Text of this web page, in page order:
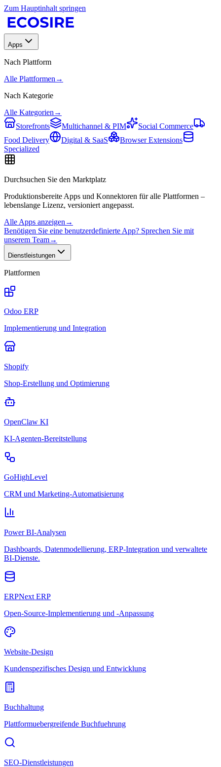
Zum Hauptinhalt springen
Apps
Nach Plattform
Alle Plattformen →
Nach Kategorie
Alle Kategorien →
Storefronts
Multichannel & PIM
Social Commerce
Food Delivery
Digital & SaaS
Browser Extensions
Specialized
Durchsuchen Sie den Marktplatz
Produktionsbereite Apps und Konnektoren für alle Plattformen –
lebenslange Lizenz, versioniert angepasst.
Alle Apps anzeigen →
Benötigen Sie eine benutzerdefinierte App? Sprechen Sie mit
unserem Team→
Dienstleistungen
Plattformen
Odoo ERP
Implementierung und Integration
Shopify
Shop-Erstellung und Optimierung
OpenClaw KI
KI-Agenten-Bereitstellung
GoHighLevel
CRM und Marketing-Automatisierung
Power BI-Analysen
Dashboards, Datenmodellierung, ERP-Integration und verwaltete
BI-Dienste.
ERPNext ERP
Open-Source-Implementierung und -Anpassung
Website-Design
Kundenspezifisches Design und Entwicklung
Buchhaltung
Plattformuebergreifende Buchfuehrung
SEO-Dienstleistungen